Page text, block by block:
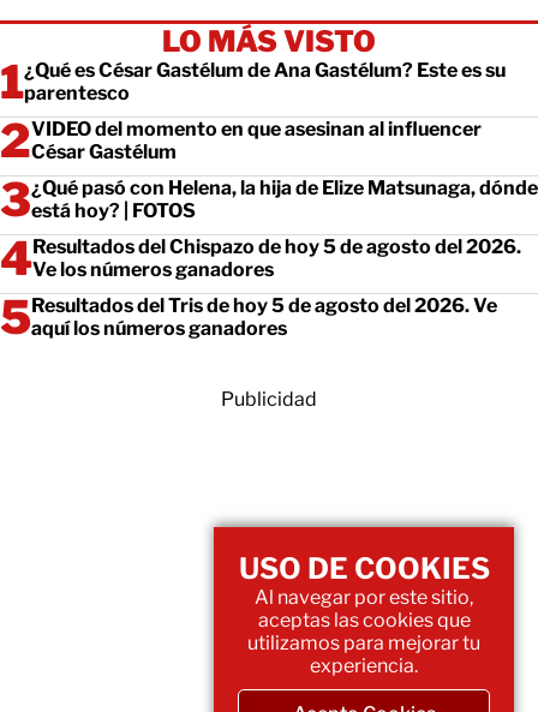
LO MÁS VISTO
¿Qué es César Gastélum de Ana Gastélum? Este es su
parentesco
VIDEO del momento en que asesinan al influencer
César Gastélum
¿Qué pasó con Helena, la hija de Elize Matsunaga, dónde
está hoy? | FOTOS
Resultados del Chispazo de hoy 5 de agosto del 2026.
Ve los números ganadores
Resultados del Tris de hoy 5 de agosto del 2026. Ve
aquí los números ganadores
Publicidad
USO DE COOKIES
Al navegar por este sitio,
aceptas las cookies que
utilizamos para mejorar tu
experiencia.